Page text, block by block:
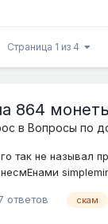
Страница 1 из 4
864
в Вопросы по
так не называл
ответов скам